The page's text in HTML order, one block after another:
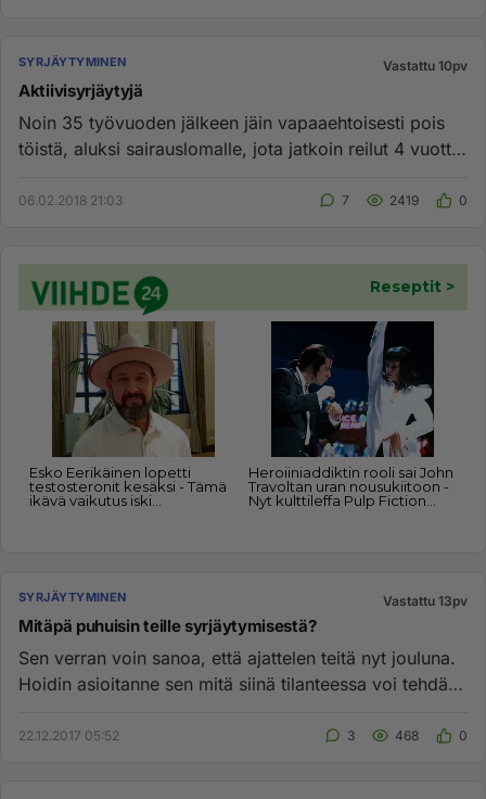
SYRJÄYTYMINEN Vastattu 10pv
Aktiivisyrjäytyjä
Noin 35 työvuoden jälkeen jäin vapaaehtoisesti pois
töistä, aluksi sairauslomalle, jota jatkoin reilut 4 vuotta
06.02.2018 21:03 7 2419 0
SYRJÄYTYMINEN Vastattu 13pv
Mitäpä puhuisin teille syrjäytymisestä?
Sen verran voin sanoa, että ajattelen teitä nyt jouluna.
Hoidin asioitanne sen mitä siinä tilanteessa voi tehdä.
22.12.2017 05:52 3 468 0